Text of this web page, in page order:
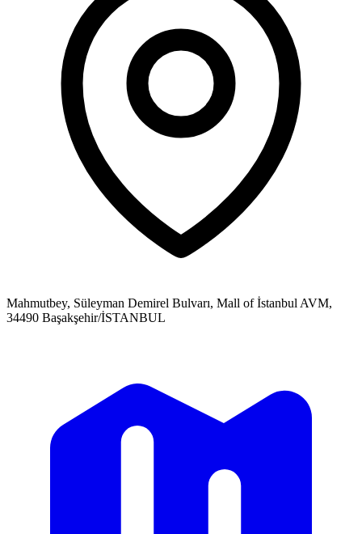
Mahmutbey, Süleyman Demirel Bulvarı, Mall of İstanbul AVM,
34490 Başakşehir/İSTANBUL